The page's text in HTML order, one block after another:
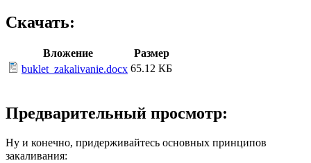
Скачать:
Вложение
Размер
buklet_zakalivanie.docx 65.12 КБ
Предварительный просмотр:
Ну и конечно, придерживайтесь основных принципов
закаливания: